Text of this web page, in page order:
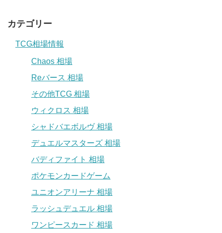
カテゴリー
TCG相場情報
Chaos 相場
Reバース 相場
その他TCG 相場
ウィクロス 相場
シャドバエボルヴ 相場
デュエルマスターズ 相場
バディファイト 相場
ポケモンカードゲーム
ユニオンアリーナ 相場
ラッシュデュエル 相場
ワンピースカード 相場